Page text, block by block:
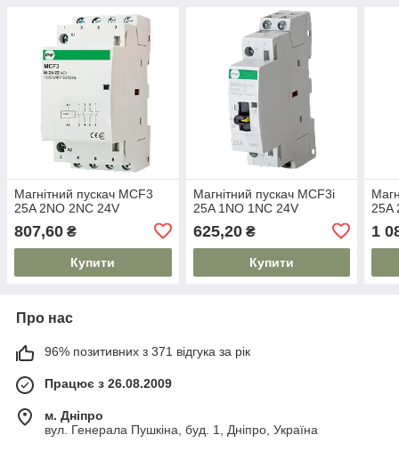
Магнітний пускач MCF3
25A 2NO 2NC 24V
807,60 ₴
Купити
Магнітний пускач MCF3i
25A 1NО 1NC 24V
625,20₴
Купити
25A
1
Про нас
96% позитивних з 371 відгука за рік
Працює з 26.08.2009
м. Дніпро
вул. Генерала Пушкіна, буд. 1, Дніпро, Україна